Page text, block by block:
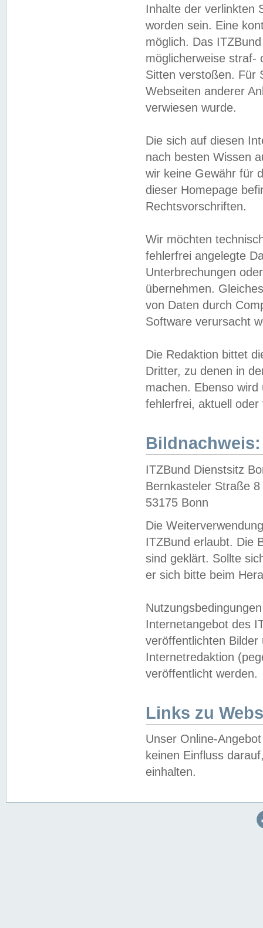
Inhalte der verlinkten
worden sein. Eine
möglich. Das
möglicherweise straf-
Sitten verstoßen. Für
Webseiten anderer
verwiesen wurde.
Die sich auf diesen
nach besten Wissen
wir keine Gewähr für
dieser Homepage
Rechtsvorschriften.
Wir möchten
fehlerfrei angelegte
Unterbrechungen
übernehmen.
von Daten durch
Software verursacht
Die Redaktion bittet
Dritter, zu denen in
machen. Ebenso
fehlerfrei, aktuell oder
Bildnachweis:
ITZBund Dienstsitz
Bernkasteler Straße 8
53175 Bonn
Die
ITZBund erlaubt. Die
sind geklärt. Sollte
er sich bitte beim
Internetangebot des
veröffentlichten
Internetredaktion
veröffentlicht werden.
Links zu
Unser Online-
keinen Einfluss
einhalten.